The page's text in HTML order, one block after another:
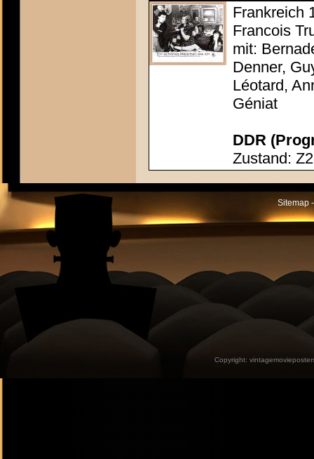
Frankreich
Francois
mit:
Denner,
Léotard,
Géniat
DDR
Zustand: Z2
Sitemap
Copyright: